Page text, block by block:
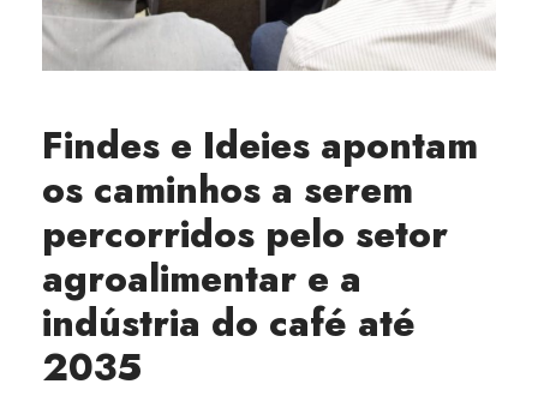
Findes e Ideies apontam
os caminhos a serem
percorridos pelo setor
agroalimentar e a
indústria do café até
2035